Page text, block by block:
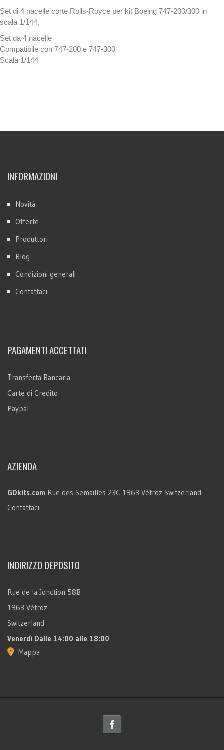
Set di 4 nacelle corte Rolls-Royce per kit Boeing 747-200/300 in
scala 1/144.
Set da 4 nacelle
Compatibile con 747-200 e 747-300
Scala 1/144
INFORMAZIONI
Novità
Offerte
Produttori
Blog
Condizioni generali
Contattaci
PAGAMENTI ACCETTATI
Transferta Bancaria
Carte di Credito
Paypal
AZIENDA
GDkits.com Rue des Semailles 23C 1963 Vétroz Switzerland
Contattaci
INDIRIZZO DEPOSITO
Rue de la Jonction 58B
1963 Vétroz
Switzerland
Venerdì Dalle 14:00 alle 18:00
Mappa